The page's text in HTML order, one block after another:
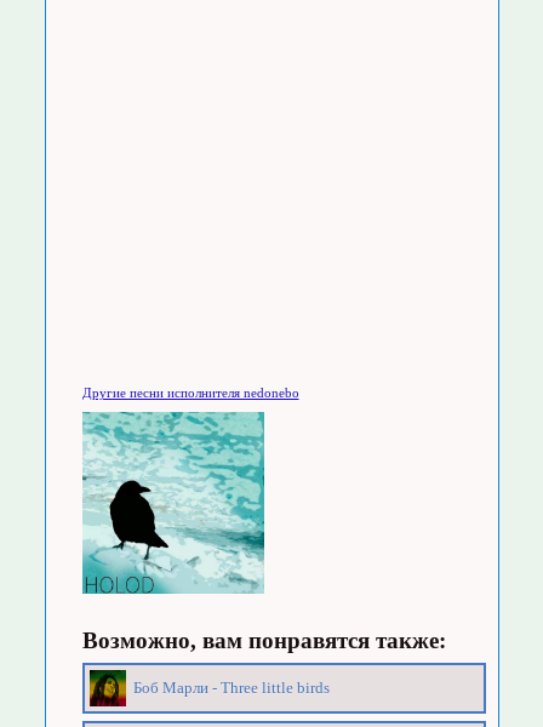
Другие песни исполнителя nedonebo
Возможно, вам понравятся также:
Боб Марли - Three little birds